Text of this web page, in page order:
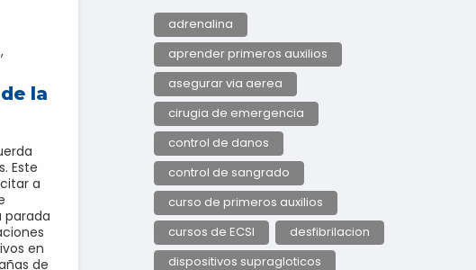
la
Este
a
parada
en
de
adrenalina
aprender primeros auxilios
asegurar via aerea
cirugia de emergencia
control de danos
control de sangrado
curso de primeros auxilios
cursos de ECSI
desfibrilacion
dispositivos supragloticos